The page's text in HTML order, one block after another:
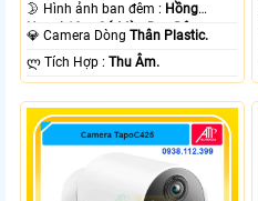
🌛 Hình ảnh ban đêm : Hồng
Ngoại 10m Có Màu Ban Ðêm.
💎 Camera DòngThân Plastic.
️ლ Tích Hợp :Thu Âm.